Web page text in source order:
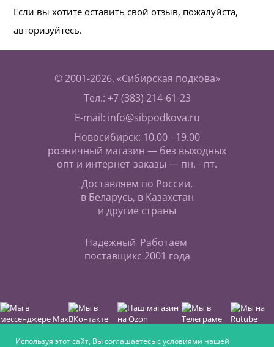
Если вы хотите оставить свой отзыв, пожалуйста,
авторизуйтесь.
© 2001-2026, «Сибирская подкова»
Тел.: +7 (383) 214-61-23
E-mail: info@sibpodkova.ru
Новосибирск: 10.00 - 19.00
розничный магазин — без выходных
опт и интернет-заказы — пн. - пт.
Доставляем по России,
в Беларусь, в Казахстан
и другие страны
Надежный
поставщик
Работаем
с 2001 года
Используя этот сайт, Вы соглашаетесь с условиями нашей